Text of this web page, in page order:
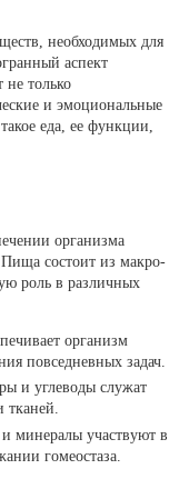
необходимых для
аспект
не только
и эмоциональные
еда, ее функции,
организма
состоит из макро-
роль в различных
организм
повседневных задач.
и углеводы служат
тканей.
минералы участвуют в
гомеостаза.